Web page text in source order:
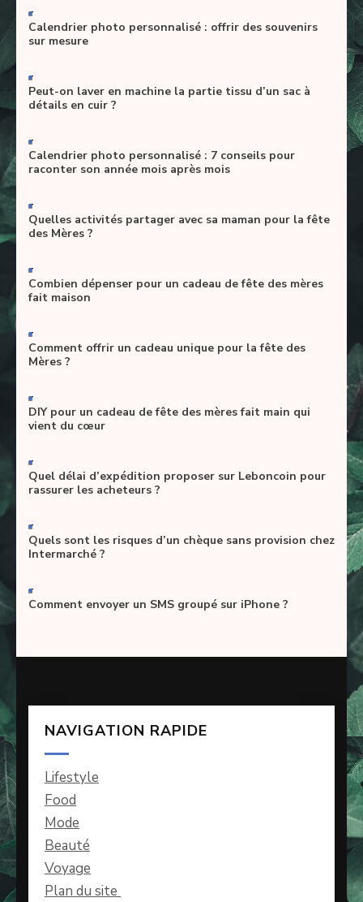
-
Calendrier photo personnalisé : offrir des souvenirs
sur mesure
-
Peut-on laver en machine la partie tissu d’un sac à
détails en cuir ?
-
Calendrier photo personnalisé : 7 conseils pour
raconter son année mois après mois
-
Quelles activités partager avec sa maman pour la fête
des Mères ?
-
Combien dépenser pour un cadeau de fête des mères
fait maison
-
Comment offrir un cadeau unique pour la fête des
Mères ?
-
DIY pour un cadeau de fête des mères fait main qui
vient du cœur
-
Quel délai d’expédition proposer sur Leboncoin pour
rassurer les acheteurs ?
-
Quels sont les risques d’un chèque sans provision chez
Intermarché ?
-
Comment envoyer un SMS groupé sur iPhone ?
NAVIGATION RAPIDE
Lifestyle
Food
Mode
Beauté
Voyage
Plan du site